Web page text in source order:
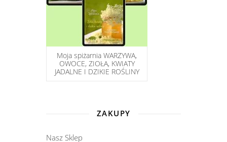
Moja spiżarnia WARZYWA,
OWOCE, ZIOŁA, KWIATY
JADALNE I DZIKIE ROŚLINY
ZAKUPY
Nasz Sklep